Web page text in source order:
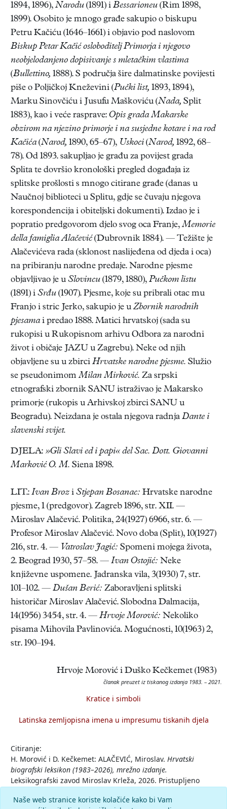
1894, 1896), Narodu (1891) i Bessarioneu (Rim 1898,
1899). Osobito je mnogo građe sakupio o biskupu
Petru Kačiću (1646–1661) i objavio pod naslovom
Biskup Petar Kačić osloboditelj Primorja i njegovo
neobjelodanjeno dopisivanje s mletačkim vlastima
(Bullettino, 1888). S područja šire dalmatinske povijesti
piše o Poljičkoj Kneževini (Pučki list, 1893, 1894),
Marku Sinovčiću i Jusufu Maškoviću (Nada, Split
1883), kao i veće rasprave: Opis grada Makarske
obzirom na njezino primorje i na susjedne kotare i na rod
Kačića(Narod, 1890, 65–67), Uskoci (Narod, 1892, 68–
78). Od 1893. sakupljao je građu za povijest grada
Splita te dovršio kronološki pregled događaja iz
splitske prošlosti s mnogo citirane građe (danas u
Naučnoj biblioteci u Splitu, gdje se čuvaju njegova
korespondencija i obiteljski dokumenti). Izdao je i
popratio predgovorom djelo svog oca Franje,Memorie
della famiglia Alačević (Dubrovnik 1884). — Težište je
Alačevićeva rada (sklonost naslijeđena od djeda i oca)
na pribiranju narodne predaje. Narodne pjesme
objavljivao je u Slovincu (1879, 1880), Pučkom listu
(1891) i Srđu (1907). Pjesme, koje su pribrali otac mu
Franjo i stric Jerko, sakupio je u Zbornik narodnih
pjesamai predao 1888. Matici hrvatskoj (sada su
rukopisi u Rukopisnom arhivu Odbora za narodni
život i običaje JAZU u Zagrebu). Neke od njih
objavljene su u zbirci Hrvatske narodne pjesme. Služio
se pseudonimomMilan Mirković. Za srpski
etnografski zbornik SANU istraživao je Makarsko
primorje (rukopis u Arhivskoj zbirci SANU u
Beogradu). Neizdana je ostala njegova radnja Dante i
slavenski svijet.
DJELA: »Gli Slavi ed i papi« del Sac. Dott. Giovanni
Marković O. M. Siena 1898.
LIT.: Ivan Broz i Stjepan Bosanac: Hrvatske narodne
pjesme, 1 (predgovor). Zagreb 1896, str. XII. —
Miroslav Alačević. Politika, 24(1927) 6966, str. 6. —
Profesor Miroslav Alačević. Novo doba (Split), 10(1927)
216, str. 4. — Vatroslav Jagić: Spomeni mojega života,
2. Beograd 1930, 57–58. — Ivan Ostojić: Neke
književne uspomene. Jadranska vila, 3(1930) 7, str.
101–102. — Dušan Berić: Zaboravljeni splitski
historičar Miroslav Alačević. Slobodna Dalmacija,
14(1956) 3454, str. 4. — Hrvoje Morović: Nekoliko
pisama Mihovila Pavlinovića. Mogućnosti, 10(1963) 2,
str. 190–194.
Hrvoje Morović i Duško Kečkemet (1983)
članak preuzet iz tiskanog izdanja 1983. – 2021.
Kratice i simboli
Latinska zemljopisna imena u impresumu tiskanih djela
Citiranje:
H. Morović i D. Kečkemet: ALAČEVIĆ, Miroslav. Hrvatski
biografski leksikon (1983–2026), mrežno izdanje.
Leksikografski zavod Miroslav Krleža, 2026. Pristupljeno
Naše web stranice koriste kolačiće kako bi Vam